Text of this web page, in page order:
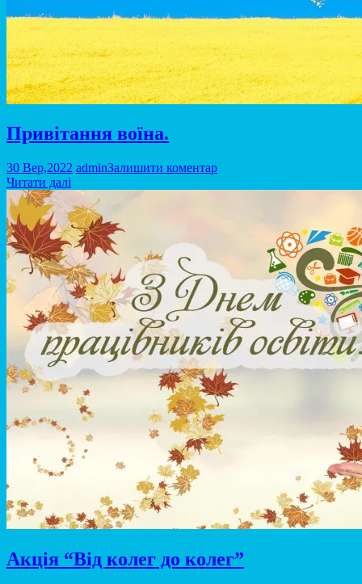
Привітання воїна.
30 Вер,2022 adminЗалишити коментар
Читати далі
Акція “Від колег до колег”